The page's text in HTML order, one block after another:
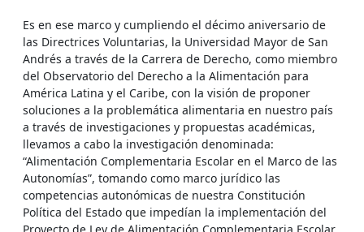
Es en ese marco y cumpliendo el décimo aniversario de
las Directrices Voluntarias, la Universidad Mayor de San
Andrés a través de la Carrera de Derecho, como miembro
del Observatorio del Derecho a la Alimentación para
América Latina y el Caribe, con la visión de proponer
soluciones a la problemática alimentaria en nuestro país
a través de investigaciones y propuestas académicas,
llevamos a cabo la investigación denominada:
“Alimentación Complementaria Escolar en el Marco de las
Autonomías”, tomando como marco jurídico las
competencias autonómicas de nuestra Constitución
Política del Estado que impedían la implementación del